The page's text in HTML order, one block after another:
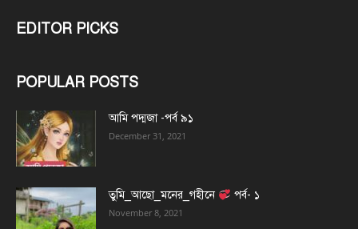
EDITOR PICKS
POPULAR POSTS
আমি পদ্মজা -পর্ব ৯১
December 31, 2021
তুমি_আছো_মনের_গহীনে পর্ব- ১
November 8, 2021